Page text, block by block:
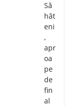
Să
hăt
eni
,
apr
oa
pe
de
fin
al